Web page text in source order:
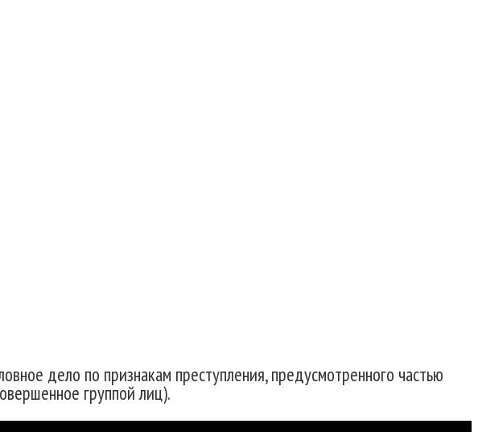
дело по признакам преступления, предусмотренного частью
группой лиц).